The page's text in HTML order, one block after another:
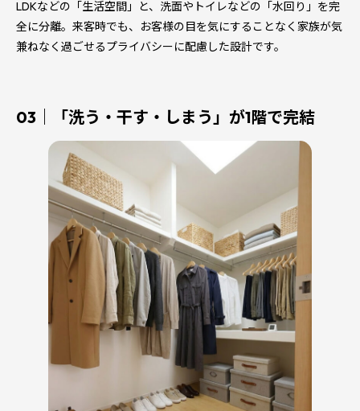
LDKなどの「生活空間」と、洗面やトイレなどの「水回り」を完
全に分離。来客時でも、お客様の目を気にすることなく家族が気
兼ねなく過ごせるプライバシーに配慮した設計です。
03｜「洗う・干す・しまう」が1階で完結